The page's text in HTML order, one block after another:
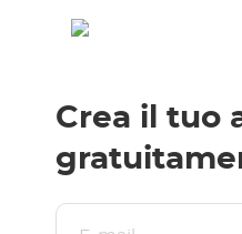
Crea il tuo